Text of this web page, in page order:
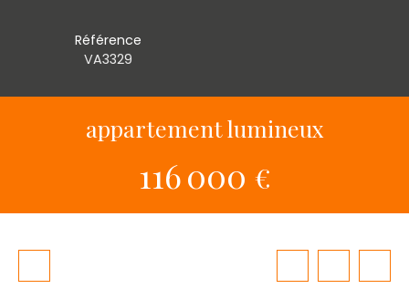
Référence
VA3329
appartement lumineux
116 000 €